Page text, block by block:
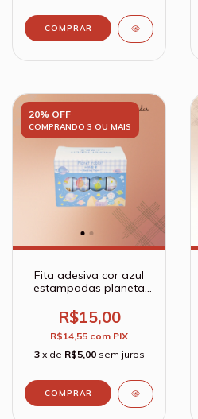
20% OFF
COMPRANDO 3 OU MAIS
Fita adesiva cor azul
estampadas planeta
Rabbit - Kit com 4
peças
R$15,00
R$14,55 com PIX
3 x de R$5,00 sem juros